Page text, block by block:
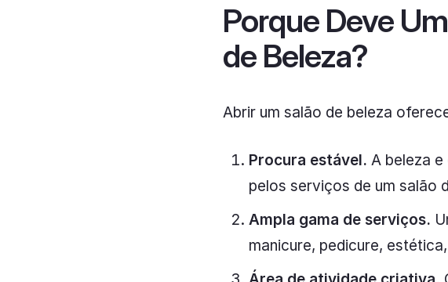
Porque Deve
de Beleza?
Abrir um salão de beleza
Procura estável. A beleza
pelos serviços de um salão
Ampla gama de serviços.
manicure, pedicure,